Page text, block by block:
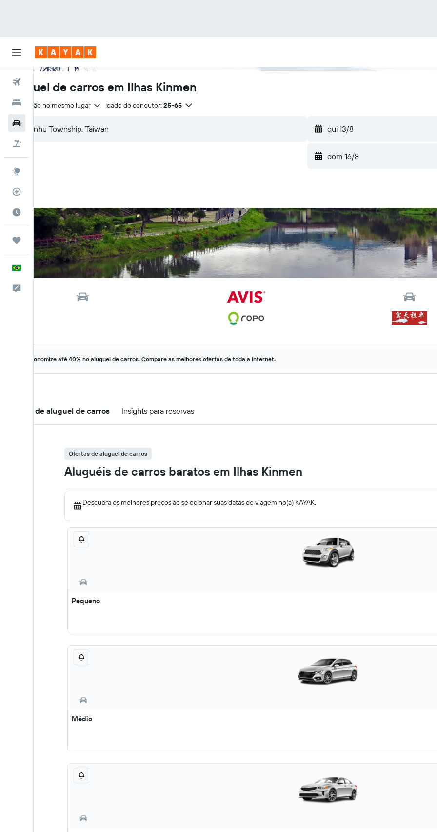
Voos
Hotéis
Quando ir
Trips
Português
Aluguel de carros em Ilhas Kinmen
Devolução no mesmo lugar Idade do condutor: 25-65
qui 13/8
dom 16/8
Economize até 40% no aluguel de carros. Compare as melhores ofertas de toda a internet.
Ofertas de aluguel de carros Insights para reservas
Ofertas de aluguel de carros
Aluguéis de carros baratos em Ilhas Kinmen
Descubra os melhores preços ao selecionar suas datas de viagem no(a) KAYAK.
Pequeno
Médio